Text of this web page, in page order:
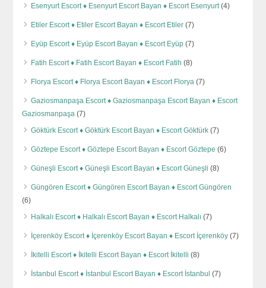
Esenyurt Escort ♦️ Esenyurt Escort Bayan ♦️ Escort Esenyurt(4)
Etiler Escort ♦️ Etiler Escort Bayan ♦️ Escort Etiler (7)
Eyüp Escort ♦️ Eyüp Escort Bayan ♦️ Escort Eyüp (7)
Fatih Escort ♦️ Fatih Escort Bayan ♦️ Escort Fatih (8)
Florya Escort ♦️ Florya Escort Bayan ♦️ Escort Florya (7)
Gaziosmanpaşa Escort ♦️ Gaziosmanpaşa Escort Bayan ♦️ Escort
Gaziosmanpaşa (7)
Göktürk Escort ♦️ Göktürk Escort Bayan ♦️ Escort Göktürk (7)
Göztepe Escort ♦️ Göztepe Escort Bayan ♦️ Escort Göztepe (6)
Güneşli Escort ♦️ Güneşli Escort Bayan ♦️ Escort Güneşli (8)
Güngören Escort ♦️ Güngören Escort Bayan ♦️ Escort Güngören
(6)
Halkalı Escort ♦️ Halkalı Escort Bayan ♦️ Escort Halkalı (7)
İçerenköy Escort ♦️ İçerenköy Escort Bayan ♦️ Escort İçerenköy (7)
İkitelli Escort ♦️ İkitelli Escort Bayan ♦️ Escort İkitelli (8)
İstanbul Escort ♦️ İstanbul Escort Bayan ♦️ Escort İstanbul (7)